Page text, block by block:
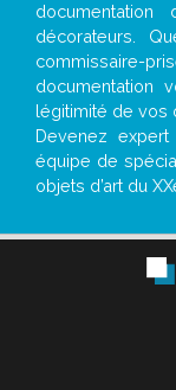
décorateurs.
commissaire-
documentation
légitimité de vos
Devenez
équipe de
objets d’art du